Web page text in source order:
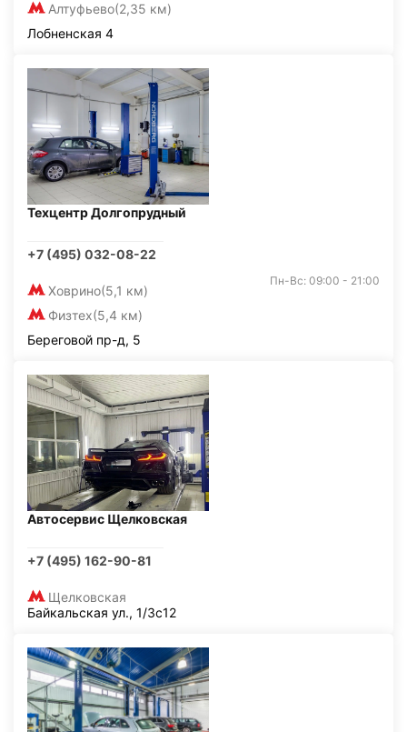
Алтуфьево(2,35 км)
Лобненская 4
Техцентр Долгопрудный
+7 (495) 032-08-22
Ховрино(5,1 км)
Физтех(5,4 км)
Пн-Вс: 09:00 - 21:00
Береговой пр-д, 5
Автосервис Щелковская
+7 (495) 162-90-81
Щелковская
Байкальская ул., 1/3с12